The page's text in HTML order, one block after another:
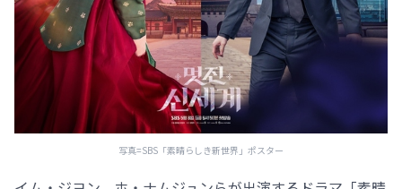
写真=SBS「素晴らしき新世界」ポスター